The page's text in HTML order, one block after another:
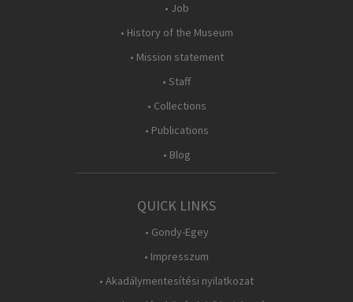
• Job
• History of the Museum
• Mission statement
• Staff
• Collections
• Publications
• Blog
QUICK LINKS
• Gondy-Egey
• Impresszum
• Akadálymentesítési nyilatkozat